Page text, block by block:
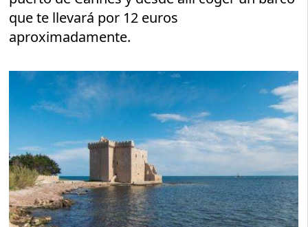
que te llevará por 12 euros
aproximadamente.